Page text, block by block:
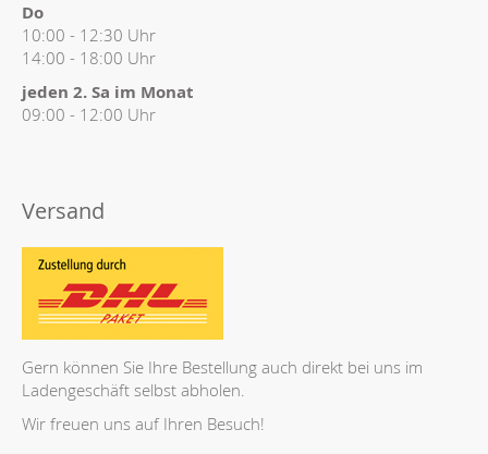
Do
10:00 - 12:30 Uhr
14:00 - 18:00 Uhr
jeden 2. Sa im Monat
09:00 - 12:00 Uhr
Versand
Gern können Sie Ihre Bestellung auch direkt bei uns im
Ladengeschäft selbst abholen.
Wir freuen uns auf Ihren Besuch!